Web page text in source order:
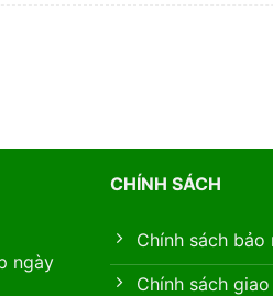
ngày
CHÍNH SÁCH
Chính sách bảo
Chính sách